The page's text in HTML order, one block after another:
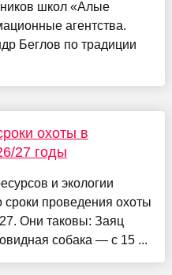
школ «Алые
агентства.
Беглов по традиции
охоты в
27 годы
и экологии
сроки проведения охоты
Они таковы: Заяц
собака — с 15 ...